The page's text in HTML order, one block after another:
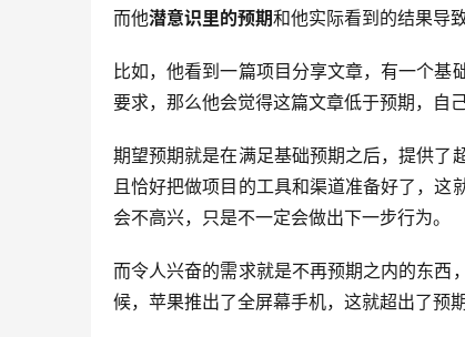
而他潜意识里的预期和他实际看到的结果导
比如，他看到一篇项目分享文章，有一个
要求，那么他会觉得这篇文章低于预期，自
期望预期就是在满足基础预期之后，提供了
且恰好把做项目的工具和渠道准备好了，这
会不高兴，只是不一定会做出下一步行为。
而令人兴奋的需求就是不再预期之内的东西
候，苹果推出了全屏幕手机，这就超出了预